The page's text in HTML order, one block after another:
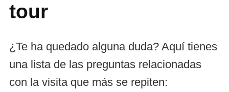
tour
¿Te ha quedado alguna duda? Aquí tienes
una lista de las preguntas relacionadas
con la visita que más se repiten: